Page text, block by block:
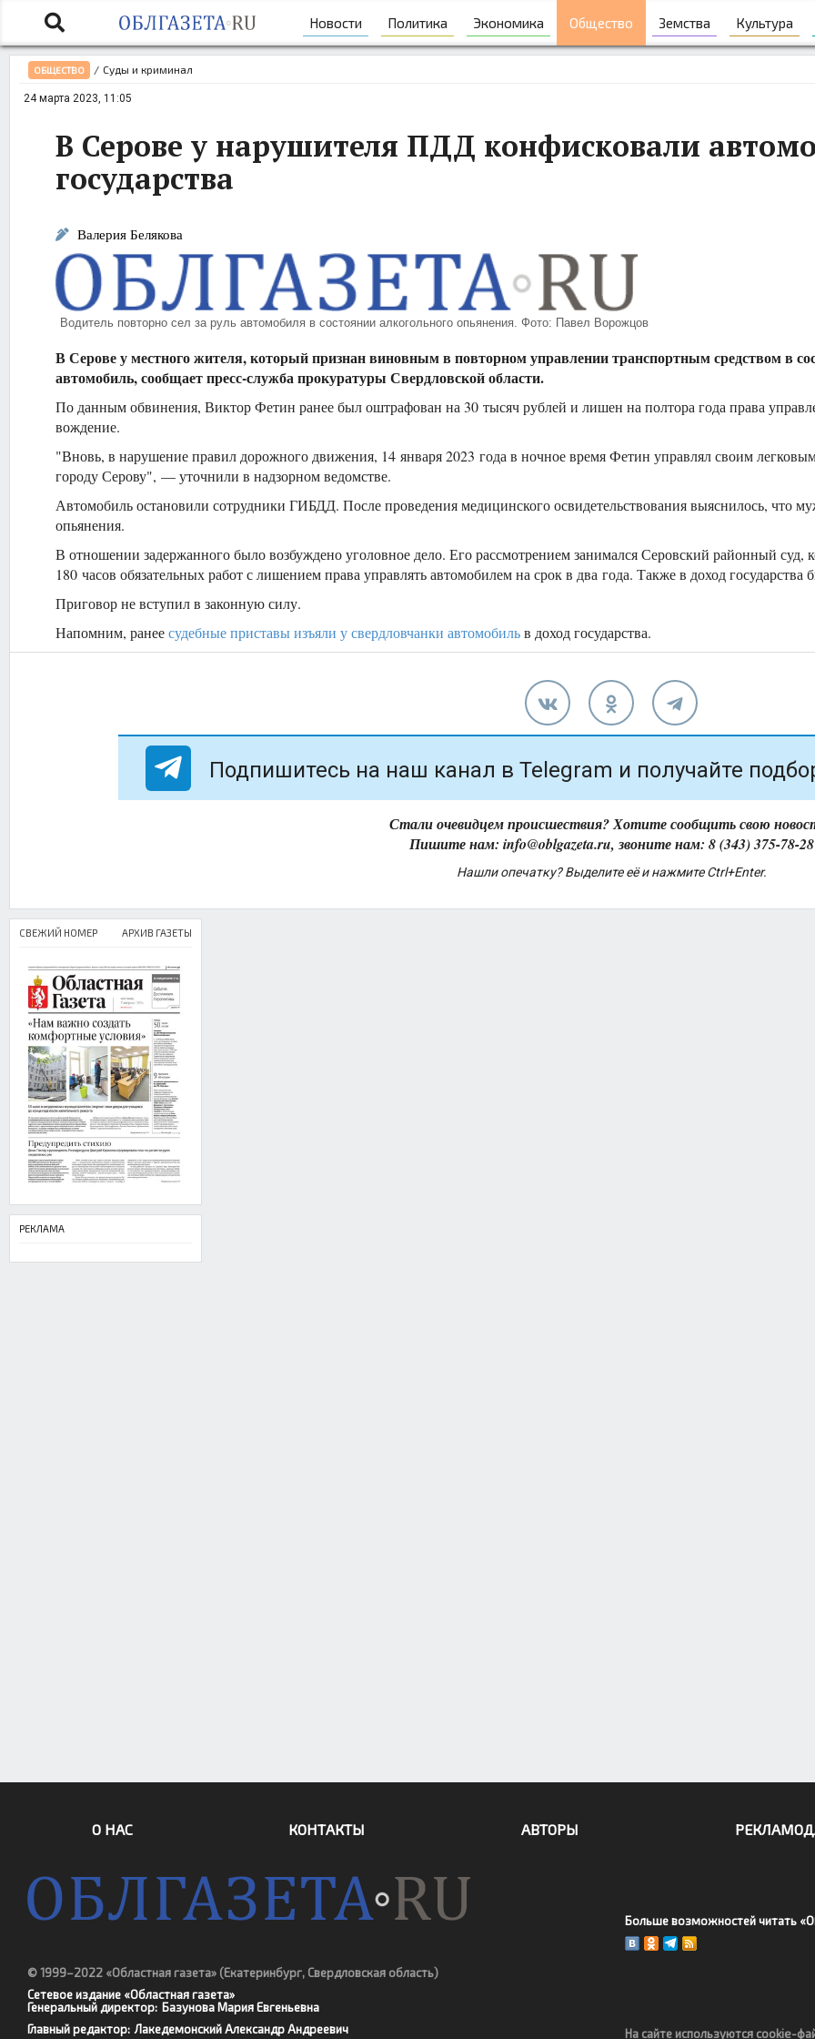
Новости Политика Экономика Общество Земства Культура
ОБЩЕСТВО / Суды и криминал
24 марта 2023, 11:05
В Серове у нарушителя ПДД конфисковали
государства
Валерия Белякова
Водитель повторно сел за руль автомобиля в состоянии алкогольного опьянения. Фото: Павел Ворожцов
В Серове у местного жителя, который признан виновным в повторном управлении транспортным средством в
автомобиль, сообщает пресс-служба прокуратуры Свердловской области.
По данным обвинения, Виктор Фетин ранее был оштрафован на 30 тысяч рублей и лишен на полтора года права
вождение.
"Вновь, в нарушение правил дорожного движения, 14 января 2023 года в ночное время Фетин управлял своим
городу Серову", — уточнили в надзорном ведомстве.
Автомобиль остановили сотрудники ГИБДД. После проведения медицинского освидетельствования выяснилось, что
опьянения.
В отношении задержанного было возбуждено уголовное дело. Его рассмотрением занимался Серовский районный суд,
180 часов обязательных работ с лишением права управлять автомобилем на срок в два года. Также в доход
Приговор не вступил в законную силу.
Напомним, ранеесудебные приставы изъяли у свердловчанки автомобильв доход государства.
Подпишитесь на наш канал в Telegram и получайте
Стали очевидцем происшествия? Хотите сообщить свою
Пишите нам: info@oblgazeta.ru, звоните нам: 8 (343) 375-78-28
Нашли опечатку? Выделите её и нажмите Ctrl+Enter.
СВЕЖИЙ НОМЕР АРХИВ ГАЗЕТЫ
РЕКЛАМА
О НАС КОНТАКТЫ АВТОРЫ
© 1999–2022 «Областная газета» (Екатеринбург, Свердловская область)
Сетевое издание «Областная газета»
Генеральный директор: Базунова Мария Евгеньевна
Главный редактор: Лакедемонский Александр Андреевич
Больше возможностей читать
На сайте используются cookie-